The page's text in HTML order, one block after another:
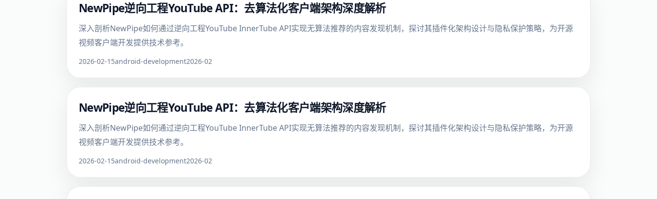
NewPipe逆向工程YouTube API：去算法化客户端架构深度解析
深入剖析NewPipe如何通过逆向工程YouTube InnerTube API实现无算法推荐的内容发现机制，探讨其插件化架构设计与隐私保护策略，为开源
视频客户端开发提供技术参考。
2026-02-15android-development2026-02
NewPipe逆向工程YouTube API：去算法化客户端架构深度解析
深入剖析NewPipe如何通过逆向工程YouTube InnerTube API实现无算法推荐的内容发现机制，探讨其插件化架构设计与隐私保护策略，为开源
视频客户端开发提供技术参考。
2026-02-15android-development2026-02